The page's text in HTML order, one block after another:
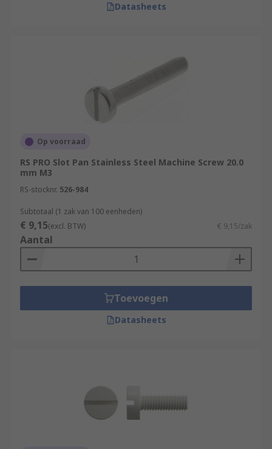
Datasheets
Op voorraad
RS PRO Slot Pan Stainless Steel Machine Screw 20.0
mm M3
RS-stocknr. 526-984
Subtotaal (1 zak van 100 eenheden)
€ 9,15(excl. BTW) € 9,15/zak
Aantal
Toevoegen
Datasheets